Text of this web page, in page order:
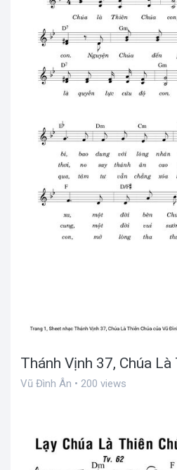
Thánh Vịnh 37, Chúa Là
Vũ Đình Ân • 200 views